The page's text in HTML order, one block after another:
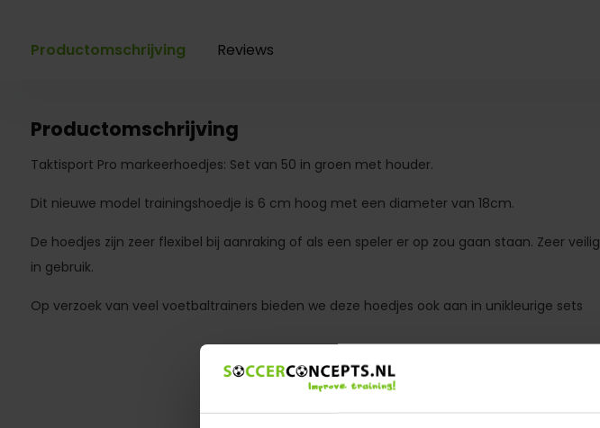
Productomschrijving Reviews
Productomschrijving
Taktisport Pro markeerhoedjes: Set van 50 in groen met houder.
Dit nieuwe model trainingshoedje is 6 cm hoog met een diameter van 18cm.
De hoedjes zijn zeer flexibel bij aanraking of als een speler er op zou gaan staan. Zeer veilig
in gebruik.
Op verzoek van veel voetbaltrainers bieden we deze hoedjes ook aan in unikleurige sets